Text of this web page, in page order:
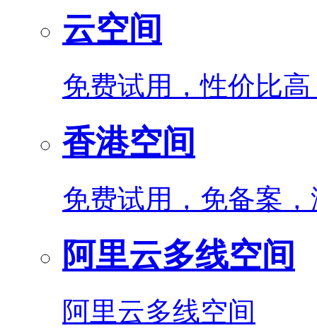
云空间
免费试用，性价比
香港空间
免费试用，免备案
阿里云多线空间
阿里云多线空间